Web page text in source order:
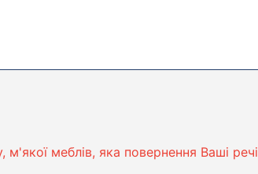
меблів, яка повернення Ваші речі